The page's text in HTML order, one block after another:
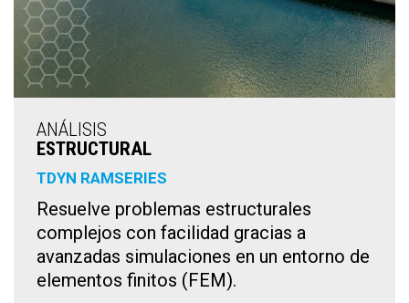
ANÁLISIS
ESTRUCTURAL
TDYN RAMSERIES
Resuelve problemas estructurales
complejos con facilidad gracias a
avanzadas simulaciones en un entorno de
elementos finitos (FEM).